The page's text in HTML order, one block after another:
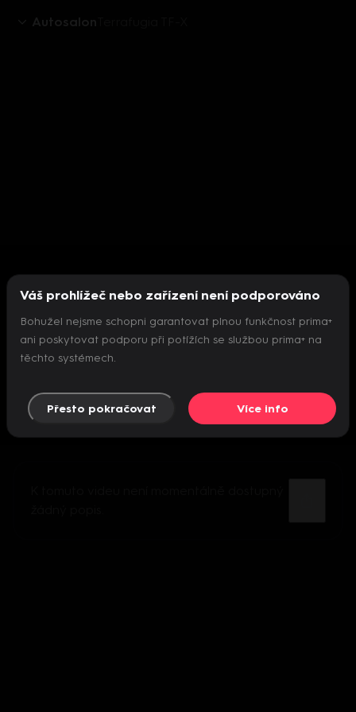
Autosalon
Nepodařilo se inicializovat přehrávač
Váš prohlížeč nebo zařízení není podporováno
Bohužel nejsme schopni garantovat plnou funkčnost prima+
ani poskytovat podporu při potížích se službou prima+ na
těchto systémech.
Přesto pokračovat Více info